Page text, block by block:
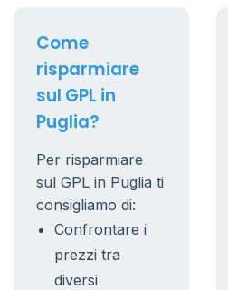
Come
risparmiare
sul GPL in
Puglia?
Per risparmiare
sul GPL in Puglia ti
consigliamo di:
Confrontare i
prezzi tra
diversi